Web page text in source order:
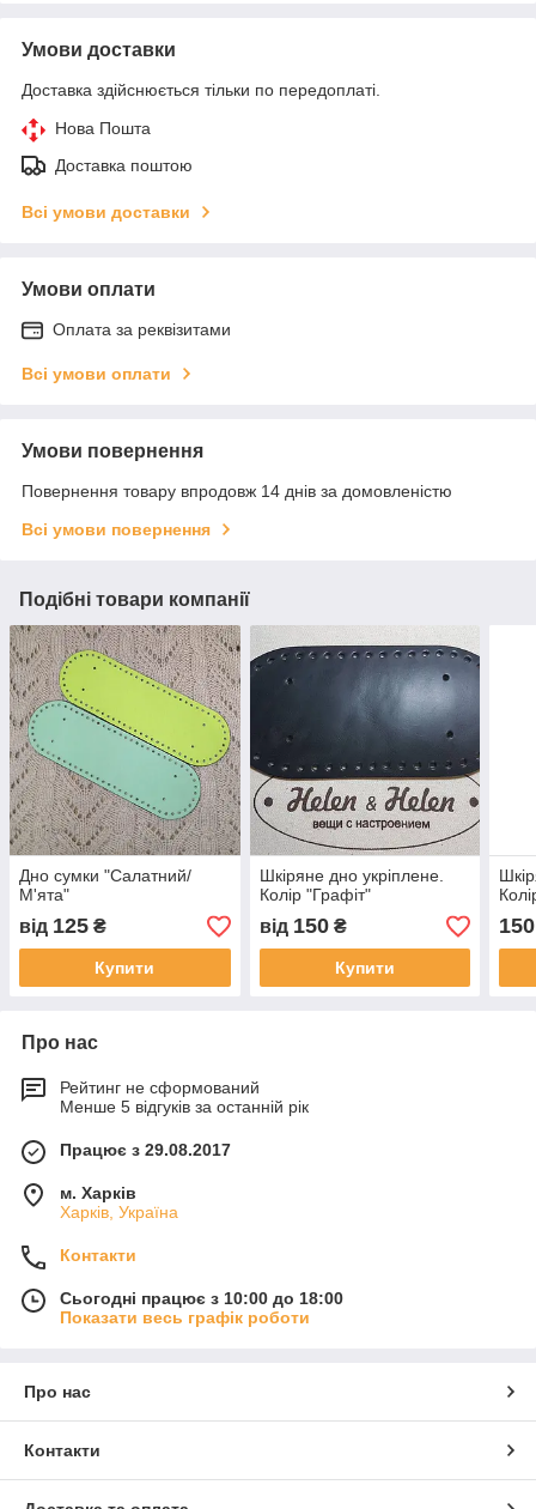
Умови доставки
Доставка здійснюється тільки по передоплаті.
Нова Пошта
Доставка поштою
Всі умови доставки
Умови оплати
Оплата за реквізитами
Всі умови оплати
Умови повернення
Повернення товару впродовж 14 днів за домовленістю
Всі умови повернення
Подібні товари компанії
Дно сумки "Салатний/
М'ята"
від 125 ₴
Купити
Шкіряне дно укріплене.
Колір "Графіт"
від 150₴
Купити
150
Про нас
Рейтинг не сформований
Менше 5 відгуків за останній рік
Працює з 29.08.2017
м. Харків
Харків, Україна
Контакти
Сьогодні працює з 10:00 до 18:00
Показати весь графік роботи
Про нас
Контакти